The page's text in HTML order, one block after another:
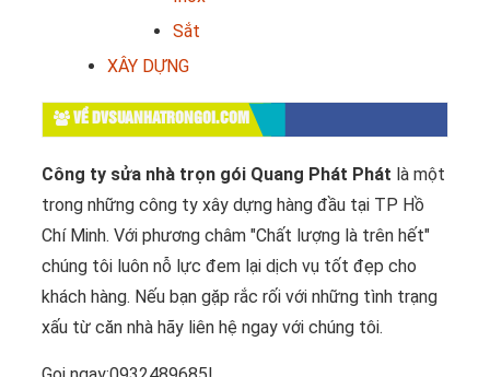
Sắt
XÂY DỰNG
VỀ DVSUANHATRONGOI.COM
Công ty sửa nhà trọn gói Quang Phát Phát là một
trong những công ty xây dựng hàng đầu tại TP Hồ
Chí Minh. Với phương châm "Chất lượng là trên hết"
chúng tôi luôn nỗ lực đem lại dịch vụ tốt đẹp cho
khách hàng. Nếu bạn gặp rắc rối với những tình trạng
xấu từ căn nhà hãy liên hệ ngay với chúng tôi.